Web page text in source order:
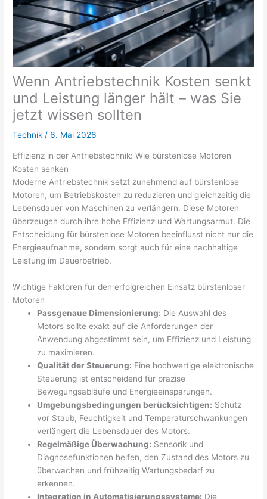
Wenn Antriebstechnik Kosten senkt
und Leistung länger hält – was Sie
jetzt wissen sollten
Technik /6. Mai 2026
Effizienz in der Antriebstechnik: Wie bürstenlose Motoren
Kosten senken
Moderne Antriebstechnik setzt zunehmend auf bürstenlose
Motoren, um Betriebskosten zu reduzieren und gleichzeitig die
Lebensdauer von Maschinen zu verlängern. Diese Motoren
überzeugen durch ihre hohe Effizienz und Wartungsarmut. Die
Entscheidung für bürstenlose Motoren beeinflusst nicht nur die
Energieaufnahme, sondern sorgt auch für eine nachhaltige
Leistung im Dauerbetrieb.
Wichtige Faktoren für den erfolgreichen Einsatz bürstenloser
Motoren
Passgenaue Dimensionierung: Die Auswahl des
Motors sollte exakt auf die Anforderungen der
Anwendung abgestimmt sein, um Effizienz und Leistung
zu maximieren.
Qualität der Steuerung: Eine hochwertige elektronische
Steuerung ist entscheidend für präzise
Bewegungsabläufe und Energieeinsparungen.
Umgebungsbedingungen berücksichtigen: Schutz
vor Staub, Feuchtigkeit und Temperaturschwankungen
verlängert die Lebensdauer des Motors.
Regelmäßige Überwachung: Sensorik und
Diagnosefunktionen helfen, den Zustand des Motors zu
überwachen und frühzeitig Wartungsbedarf zu
erkennen.
Integration in Automatisierungssysteme: Die